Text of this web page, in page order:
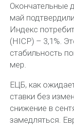
Окончательные
май
Индекс
(HICP) – 3,1%.
стабильность
мер.
ЕЦБ, как
ставки без
снижение в
замедляться.